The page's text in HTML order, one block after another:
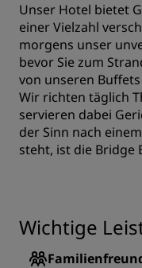
Unser Hotel bietet
einer Vielzahl
morgens unser
bevor Sie zum
von unseren
Wir richten täglich
servieren dabei
der Sinn nach
steht, ist die Bridge
Wichtige